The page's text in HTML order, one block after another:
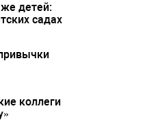
детей:
садах
коллеги